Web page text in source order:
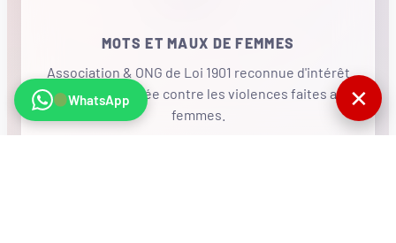
MOTS ET MAUX DE FEMMES
Association & ONG de Loi 1901 reconnue d'intérêt
général, mobilisée contre les violences faites aux
femmes.
WhatsApp ✕